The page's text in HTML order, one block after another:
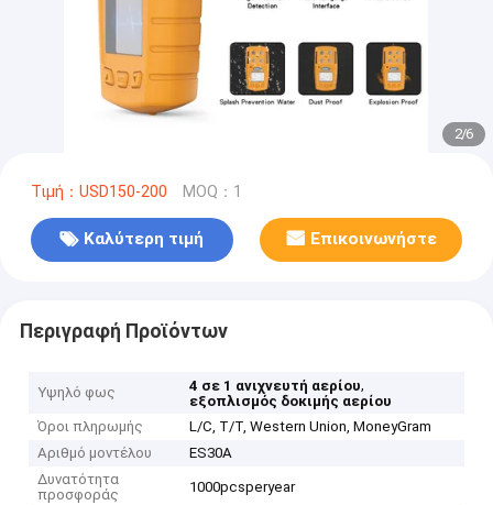
2/6
Τιμή：USD150-200 MOQ：1
Καλύτερη τιμή Επικοινωνήστε
Περιγραφή Προϊόντων
Υψηλό φως 4 σε 1 ανιχνευτή αερίου,
εξοπλισμός δοκιμής αερίου
Όροι πληρωμής
L/C, T/T, Western Union, MoneyGram
Αριθμό μοντέλου
ES30A
Δυνατότητα
προσφοράς
1000pcsperyear